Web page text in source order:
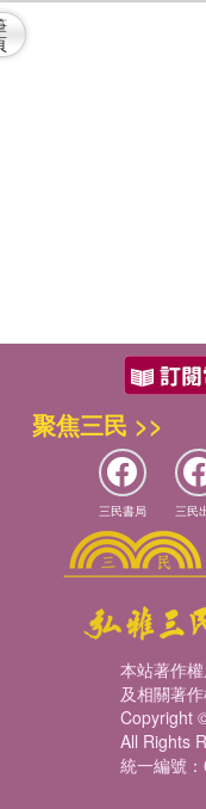
聚焦三民 >>
三民書局 三民
本站著作
及相關著
Copyright
All Rights
統一編號